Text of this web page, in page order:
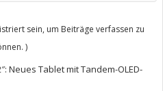
sein, um Beiträge verfassen zu
)
Neues Tablet mit Tandem-OLED-